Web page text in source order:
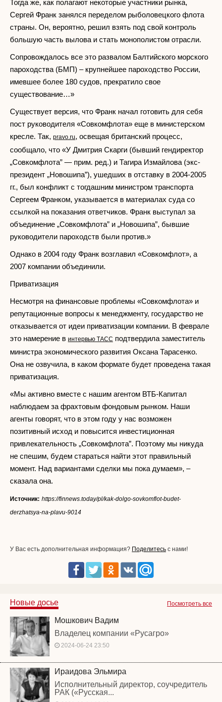
Тогда же, как полагают некоторые участники рынка,
Сергей Франк занялся переделом рыболовецкого флота
страны. Он, вероятно, решил взять под свой контроль
большую часть вылова и стать монополистом отрасли.
Сопровождалось все это развалом Балтийского морского
пароходства (БМП) – крупнейшее пароходство России,
имевшее более 180 судов, прекратило свое
существование…»
Существует версия, что Франк начал готовить для себя
пост руководителя «Совкомфлота» еще в министерском
кресле. Так, pravo.ru, освещая британский процесс,
сообщало, что «У Дмитрия Скарги (бывший гендиректор
„Совкомфлота” — прим. ред.) и Тагира Измайлова (экс-
президент „Новошипа”), ушедших в отставку в 2004-2005
гг., был конфликт с тогдашним министром транспорта
Сергеем Франком, указывается в материалах суда со
ссылкой на показания ответчиков. Франк выступал за
объединение „Совкомфлота” и „Новошипа”, бывшие
руководители пароходств были против.»
Однако в 2004 году Франк возглавил «Совкомфлот», а
2007 компании объединили.
Приватизация
Несмотря на финансовые проблемы «Совкомфлота» и
репутационные вопросы к менеджменту, государство не
отказывается от идеи приватизации компании. В феврале
это намерение в интервью ТАСС подтвердила заместитель
министра экономического развития Оксана Тарасенко.
Она не озвучила, в каком формате будет проведена такая
приватизация.
«Мы активно вместе с нашим агентом ВТБ-Капитал
наблюдаем за фрахтовым фондовым рынком. Наши
агенты говорят, что в этом году у нас возможен
позитивный исход и повысится инвестиционная
привлекательность „Совкомфлота”. Поэтому мы никуда
не спешим, будем стараться найти этот правильный
момент. Над вариантами сделки мы пока думаем», –
сказала она.
Источник: https://finnews.today/pl/kak-dolgo-sovkomflot-budet-
derzhatsya-na-plavu-9014
У Вас есть дополнительная информация? Поделитесь с нами!
Посмотреть все
Новые досье
Мошкович Вадим
Владелец компании «Русагро»
2024-06-24 23:50
Ираидова Эльмира
Исполнительный директор, соучредитель
РАК («Русская...